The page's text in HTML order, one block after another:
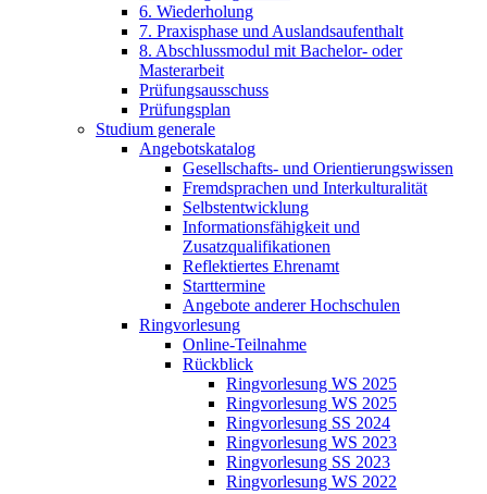
6. Wiederholung
7. Praxisphase und Auslandsaufenthalt
8. Abschlussmodul mit Bachelor- oder
Masterarbeit
Prüfungsausschuss
Prüfungsplan
Studium generale
Angebotskatalog
Gesellschafts- und Orientierungswissen
Fremdsprachen und Interkulturalität
Selbstentwicklung
Informationsfähigkeit und
Zusatzqualifikationen
Reflektiertes Ehrenamt
Starttermine
Angebote anderer Hochschulen
Ringvorlesung
Online-Teilnahme
Rückblick
Ringvorlesung WS 2025
Ringvorlesung WS 2025
Ringvorlesung SS 2024
Ringvorlesung WS 2023
Ringvorlesung SS 2023
Ringvorlesung WS 2022